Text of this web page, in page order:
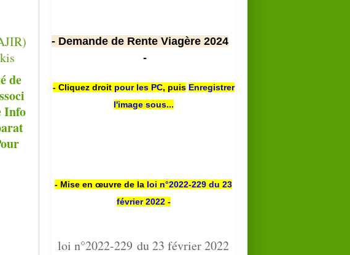
de
Info
- Demande de Rente Viagère 2024
-
- Cliquez droit pour les PC, puis Enregistrer
l'image sous...
- Mise en œuvre de la loi n°2022-229 du 23
février 2022 -
loi n°2022-229 du 23 février 2022